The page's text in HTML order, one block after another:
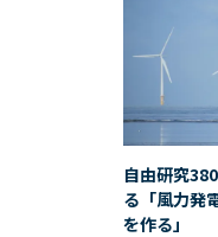
自由研究
る「風力発
を作る」